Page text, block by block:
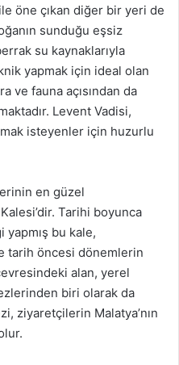
öne çıkan diğer bir yeri de
sunduğu eşsiz
su kaynaklarıyla
yapmak için ideal olan
ve fauna açısından da
Levent Vadisi,
isteyenler için huzurlu
en güzel
Tarihi boyunca
bu kale,
tarih öncesi dönemlerin
alan, yerel
biri olarak da
ziyaretçilerin Malatya’nın